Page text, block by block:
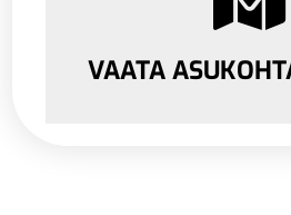
VAATA